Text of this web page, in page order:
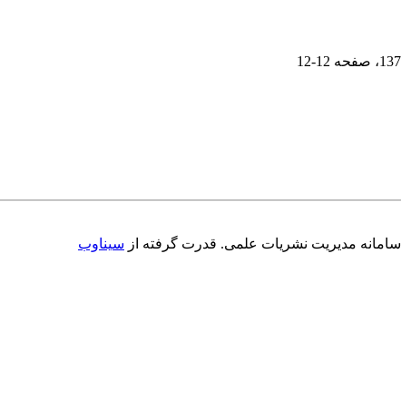
، صفحه 12-12
سامانه مدیریت نشریات علمی. قدرت گرفته از سیناوب